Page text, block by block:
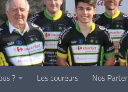
? Les coureurs Nos